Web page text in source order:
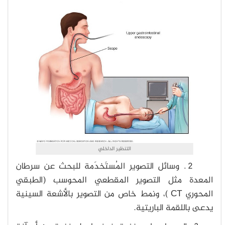
التنظير الداخلي
2 . وسائل التصوير المُستَخدَمة للبحث عن سرطان
المعدة مثل التصوير المقطعي المحوسب (الطبقي
المحوري CT )، ونمط خاص من التصوير بالأشعة السينية
يدعى باللقمة الباريتية.